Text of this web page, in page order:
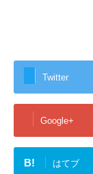
Twitter
Google+
B! はてブ